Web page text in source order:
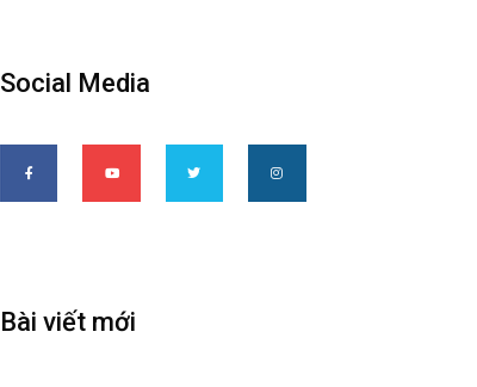
Social Media
Bài viết mới